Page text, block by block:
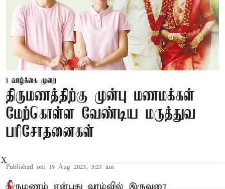
வாழ்க்கை முறை
திருமணத்திற்கு முன்பு மணமக்கள்
மேற்கொள்ள வேண்டிய மருத்துவ
பரிசோதனைகள்
Published on: 19 Aug 2023, 5:27 am
திருமணம் என்பது வாழ்வில் இருவரை
X